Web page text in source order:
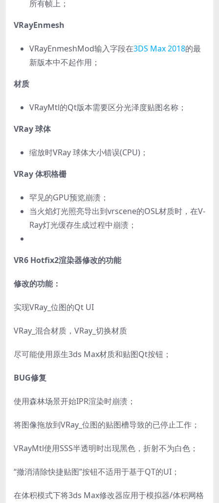
所有帧上；
VRayEnmesh
VRayEnmeshMod输入字段在3DS Max 2018的最
新版本中不起作用；
材质
VRayMtl的Qt版本需要区分光泽度贴图名称；
VRay 球体
缩放时VRay 球体大小错误(CPU)；
VRay 体积格栅
罕见的GPU预览崩溃；
当火焰灯光照亮导出到vrscene的OSL材质时，在V-
Ray灯光缓存生成过程中崩溃；
VR6 Hotfix2渲染器修改的功能
修改的功能：
实现VRay_位图的Qt UI
VRay_混合材质，VRay_切换材质
尽可能使用原生3ds Max材质和贴图Qt按钮；
BUG修复
使用森林场景开始IPR渲染时崩溃；
将图像拖放到VRay_位图的贴图槽导致的已停止工作；
VRayMtl使用SSS半透明时出现黑色，折射不为白色；
“撤消清除快捷贴图”按钮不适用于基于QT的UI；
在体积模式下将3ds Max修改器应用于模拟器/体积网格